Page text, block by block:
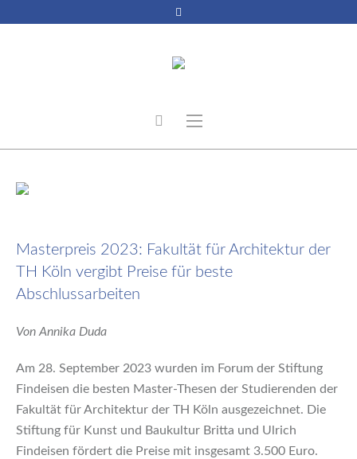
29. September 2023
Masterpreis 2023: Fakultät für Architektur der
TH Köln vergibt Preise für beste
Abschlussarbeiten
Von Annika Duda
Am 28. September 2023 wurden im Forum der Stiftung
Findeisen die besten Master-Thesen der Studierenden der
Fakultät für Architektur der TH Köln ausgezeichnet. Die
Stiftung für Kunst und Baukultur Britta und Ulrich
Findeisen fördert die Preise mit insgesamt 3.500 Euro.